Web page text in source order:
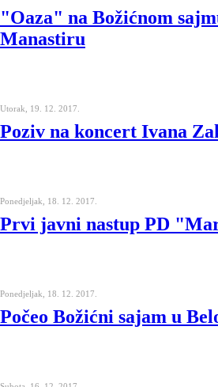
"Oaza" na Božićnom
Manastiru
Utorak, 19. 12. 2017.
Poziv na koncert Ivana
Ponedjeljak, 18. 12. 2017.
Prvi javni nastup PD
Ponedjeljak, 18. 12. 2017.
Počeo Božićni sajam u